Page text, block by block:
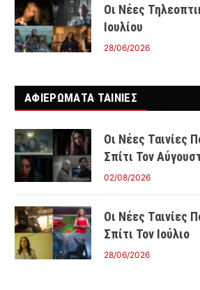
Οι Νέες
Ιουλίου
28/06/2026
ΑΦΙΕΡΩΜΑΤΑ ΤΑΙΝΊΕΣ
Οι Νέες Ταινίες
Σπίτι Τον
02/08/2026
Οι Νέες Ταινίες
Σπίτι Τον Ιούλιο
28/06/2026